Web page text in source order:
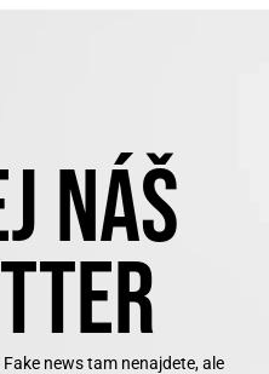
NÁŠ
news tam nenajdete, ale